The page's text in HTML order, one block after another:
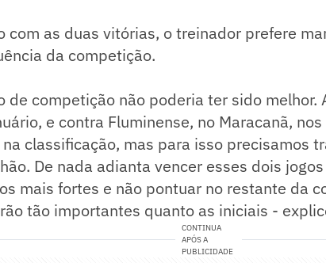
com as duas vitórias, o treinador prefere
da competição.
de competição não poderia ter sido melhor.
e contra Fluminense, no Maracanã,
classificação, mas para isso precisamos
De nada adianta vencer esses dois
mais fortes e não pontuar no restante da
tão importantes quanto as iniciais -
CONTINUA
APÓS A
PUBLICIDADE